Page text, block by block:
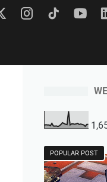
POPULAR POST